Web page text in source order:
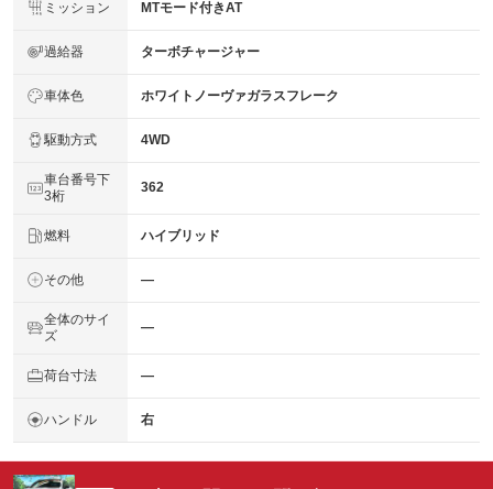
ミッション MTモード付きAT
過給器 ターボチャージャー
車体色 ホワイトノーヴァガラスフレーク
駆動方式 4WD
車台番号下
3桁
362
燃料 ハイブリッド
その他 ―
全体のサイ
ズ
―
荷台寸法 ―
ハンドル 右